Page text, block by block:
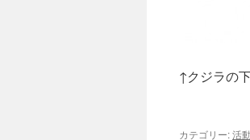
↑クジラの
カテゴリー:活